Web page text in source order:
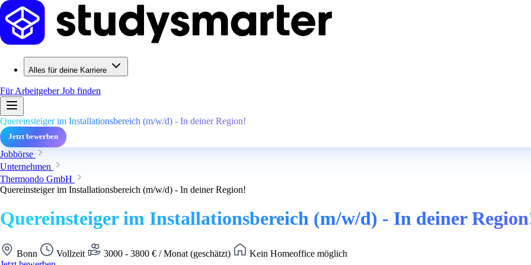
Alles für deine Karriere
Für ArbeitgeberJob finden
Quereinsteiger im Installationsbereich (m/w/d) - In deiner Region!
Jetzt bewerben
Jobbörse
Unternehmen
Thermondo GmbH
Quereinsteiger im Installationsbereich (m/w/d) - In deiner Region!
Quereinsteiger im Installationsbereich (m/w/d) - In deiner
Bonn Vollzeit 3000 - 3800 € / Monat (geschätzt)
Kein Homeoffice möglich